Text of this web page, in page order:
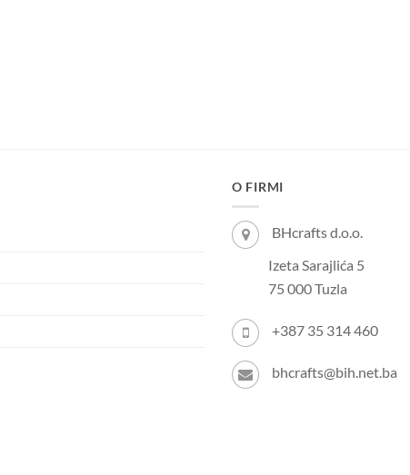
O FIRMI
BHcrafts d.o.o.
Izeta Sarajlića 5
75 000 Tuzla
+387 35 314 460
bhcrafts@bih.net.ba